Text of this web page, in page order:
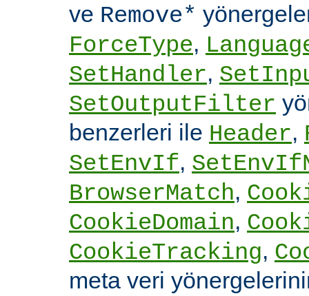
ve Remove*
ForceType,
SetHandler,
SetOutputFilter
benzerleri ile Header,
SetEnvIf,
BrowserMatch,
CookieDomain,
CookieTracking,
meta veri